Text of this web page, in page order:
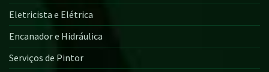
Eletricista e Elétrica
Encanador e Hidráulica
Serviços de Pintor